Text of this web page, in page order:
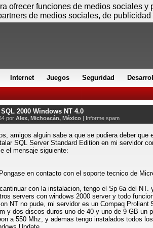
Internet Juegos Seguridad
2000 Windows NT 4.0
por Alex, Michoacán, México | Informe spam
amigos alguin sabe a que se pudiera deber que
SQL Server Standard Edition en mi servidor
el mensaje siguiente:
en contacto con el soporte tecnico de
con la instalacion, tengo el Sp 6a del NT.
servers con windows 2000 server y todo
NT no pude, mi servidor es un Compaq Proliant
y dos discos duros uno de 40 y uno de 9 GB un
a 550 Mhz, y ademas tengo instalados todos
ofrecer funciones de medios sociales
de medios sociales, de